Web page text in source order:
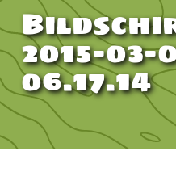
2015-03-
06.17.14